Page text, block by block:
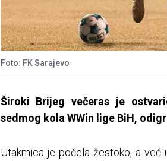
Foto: FK Sarajevo
Široki Brijeg večeras je
sedmog kola WWin lige BiH,
Utakmica je počela žestoko, a